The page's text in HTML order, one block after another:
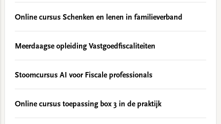
Online cursus Schenken en lenen in familieverband
Meerdaagse opleiding Vastgoedfiscaliteiten
Stoomcursus AI voor Fiscale professionals
Online cursus toepassing box 3 in de praktijk